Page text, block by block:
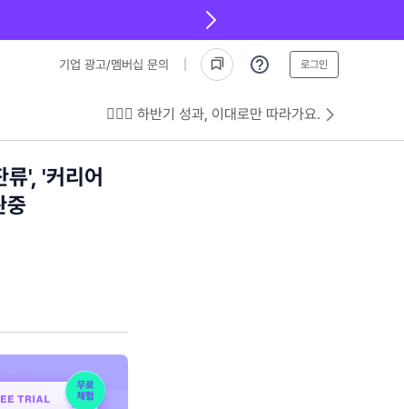
기업 광고/멤버십 문의 로그인
💁🏻‍♂️ 하반기 성과, 이대로만 따라가요.
', '커리어
중